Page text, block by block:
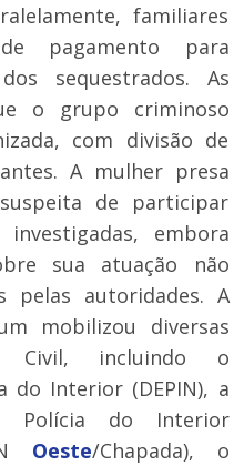
familiares
pagamento para
sequestrados. As
o grupo criminoso
com divisão de
A mulher presa
de participar
embora
sua atuação não
pelas autoridades. A
mobilizou diversas
Civil, incluindo o
do Interior (DEPIN), a
Polícia do Interior
Oeste/Chapada), o